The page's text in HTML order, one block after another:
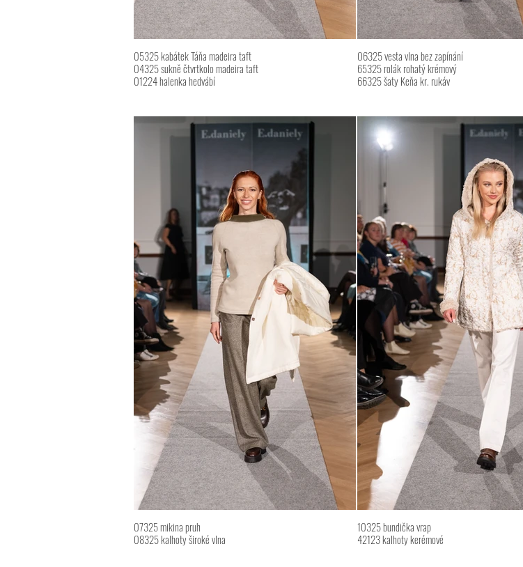
05325 kabátek Táňa madeira taft
04325 sukně čtvrtkolo madeira taft
01224 halenka hedvábí
06325 vesta vlna bez zapínání
65325 rolák rohatý krémový
66325 šaty Keňa kr. rukáv
07325 mikina pruh
08325 kalhoty široké vlna
10325 bundička vrap
42123 kalhoty kerémové